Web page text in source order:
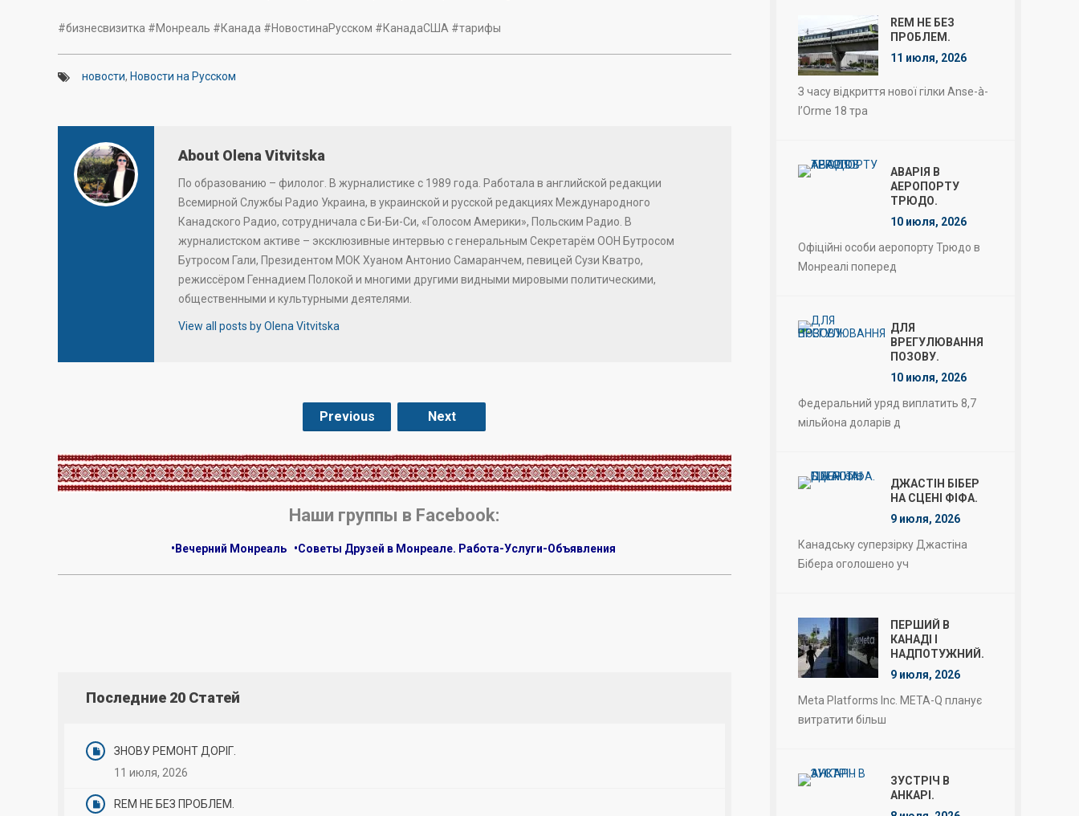
#бизнесвизитка #Монреаль #Канада #НовостинаРусском #КанадаСША #тарифы
новости, Новости на Русском
About Olena Vitvitska
По образованию – филолог. В журналистике с 1989 года. Работала в английской редакции
Всемирной Службы Радио Украина, в украинской и русской редакциях Международного
Канадского Радио, сотрудничала с Би-Би-Си, «Голосом Америки», Польским Радио. В
журналистском активе – эксклюзивные интервью с генеральным Секретарём ООН Бутросом
Бутросом Гали, Президентом МОК Хуаном Антонио Самаранчем, певицей Сузи Кватро,
режиссёром Геннадием Полокой и многими другими видными мировыми политическими,
общественными и культурными деятелями.
View all posts by Olena Vitvitska
Previous Next
.
Наши группы в Facebook:
•Вечерний Монреаль •Советы Друзей в Монреале. Работа-Услуги-Объявления
Последние 20 Статей
ЗНОВУ РЕМОНТ ДОРІГ.
11 июля, 2026
REM НЕ БЕЗ ПРОБЛЕМ.
REM НЕ БЕЗ
ПРОБЛЕМ.
11 июля, 2026
З часу відкриття нової гілки Anse-à-
l’Orme 18 тра
АВАРІЯ В
АЕРОПОРТУ
ТРЮДО.
10 июля, 2026
Офіційні особи аеропорту Трюдо в
Монреалі поперед
ДЛЯ
ВРЕГУЛЮВАННЯ
ПОЗОВУ.
10 июля, 2026
Федеральний уряд виплатить 8,7
мільйона доларів д
ДЖАСТІН БІБЕР
НА СЦЕНІ ФІФА.
9 июля, 2026
Канадську суперзірку Джастіна
Бібера оголошено уч
ПЕРШИЙ В
КАНАДІ І
НАДПОТУЖНИЙ.
9 июля, 2026
Meta Platforms Inc. META-Q планує
витратити більш
ЗУСТРІЧ В
АНКАРІ.